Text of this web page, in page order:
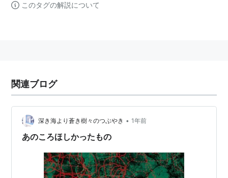
このタグの解説について
関連ブログ
深き海より蒼き樹々のつぶやき • 1年前
あのころほしかったもの